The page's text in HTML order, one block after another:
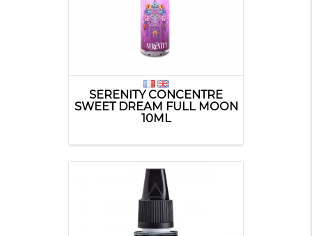
SERENITY CONCENTRE
SWEET DREAM FULL MOON
10ML